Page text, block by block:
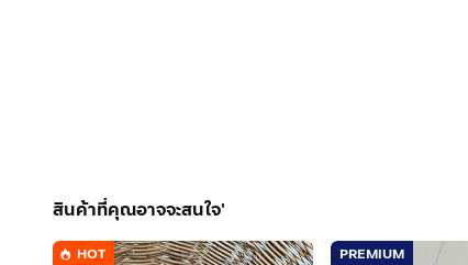
สินค้าที่คุณอาจจะสนใจ'
HOT PREMIUM